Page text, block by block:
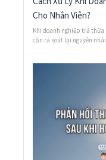
Cho Nhân Viên?
Khi doanh nghiệp trả thừa
cần rà soát lại nguyên